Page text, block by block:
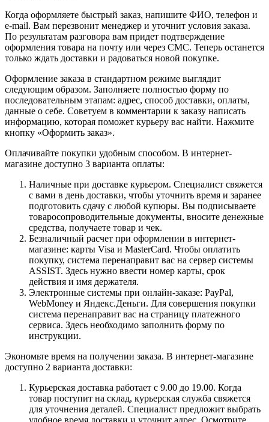
Когда оформляете быстрый заказ, напишите ФИО, телефон и
e-mail. Вам перезвонит менеджер и уточнит условия заказа.
По результатам разговора вам придет подтверждение
оформления товара на почту или через СМС. Теперь останется
только ждать доставки и радоваться новой покупке.
Оформление заказа в стандартном режиме выглядит
следующим образом. Заполняете полностью форму по
последовательным этапам: адрес, способ доставки, оплаты,
данные о себе. Советуем в комментарии к заказу написать
информацию, которая поможет курьеру вас найти. Нажмите
кнопку «Оформить заказ».
Оплачивайте покупки удобным способом. В интернет-
магазине доступно 3 варианта оплаты:
Наличные при доставке курьером. Специалист свяжется
с вами в день доставки, чтобы уточнить время и заранее
подготовить сдачу с любой купюры. Вы подписываете
товаросопроводительные документы, вносите денежные
средства, получаете товар и чек.
Безналичный расчет при оформлении в интернет-
магазине: карты Visa и MasterCard. Чтобы оплатить
покупку, система перенаправит вас на сервер системы
ASSIST. Здесь нужно ввести номер карты, срок
действия и имя держателя.
Электронные системы при онлайн-заказе: PayPal,
WebMoney и Яндекс.Деньги. Для совершения покупки
система перенаправит вас на страницу платежного
сервиса. Здесь необходимо заполнить форму по
инструкции.
Экономьте время на получении заказа. В интернет-магазине
доступно 2 варианта доставки:
Курьерская доставка работает с 9.00 до 19.00. Когда
товар поступит на склад, курьерская служба свяжется
для уточнения деталей. Специалист предложит выбрать
удобное время доставки и уточнит адрес. Осмотрите